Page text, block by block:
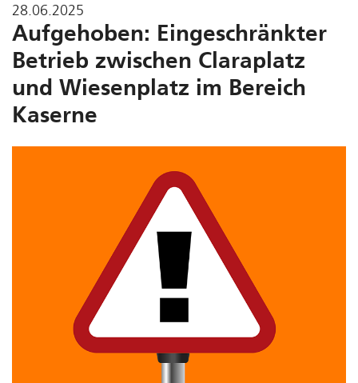
28.06.2025
Aufgehoben: Eingeschränkter
Betrieb zwischen Claraplatz
und Wiesenplatz im Bereich
Kaserne